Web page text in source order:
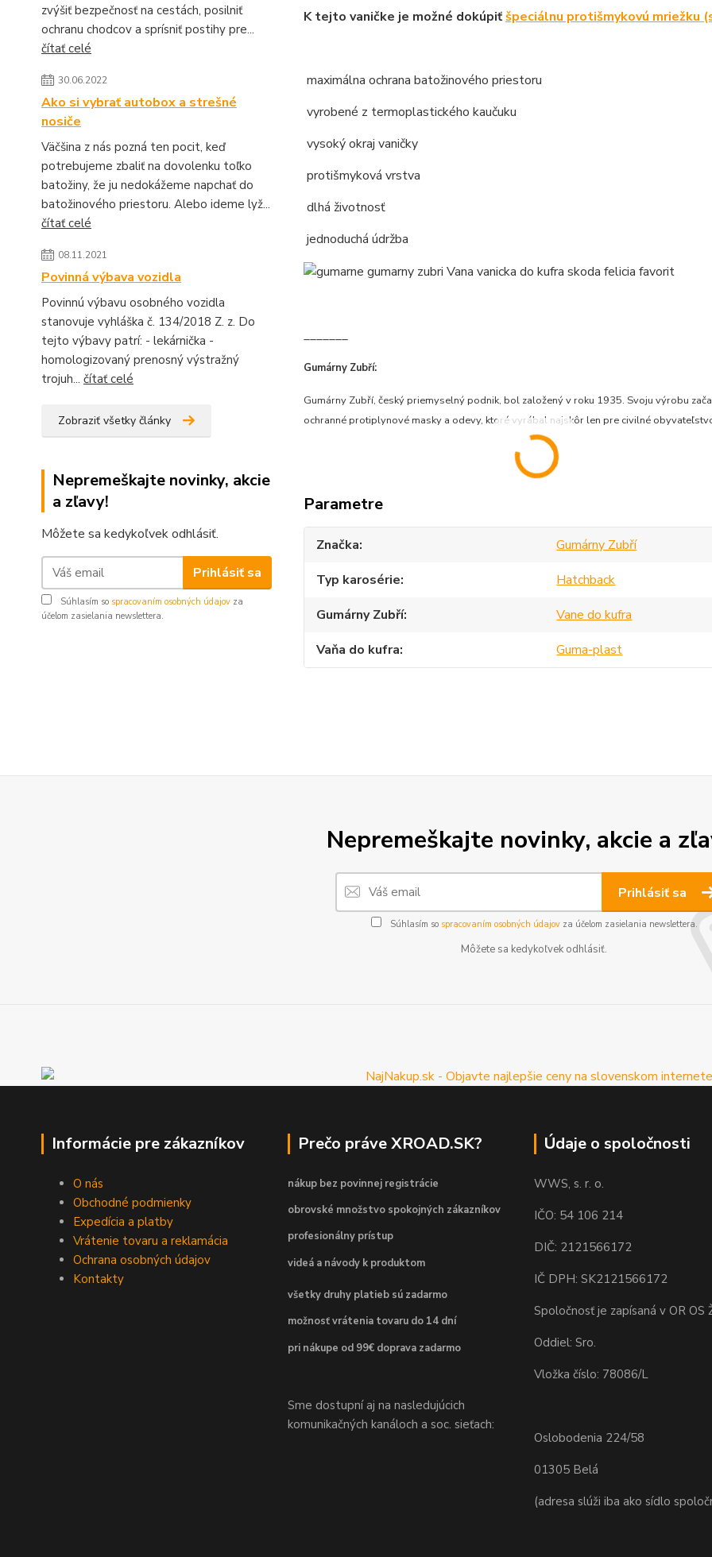
zvýšiť bezpečnosť na cestách, posilniť
ochranu chodcov a sprísniť postihy pre...
čítať celé
30.06.2022
Ako si vybrať autobox a strešné
nosiče
Väčšina z nás pozná ten pocit, keď
potrebujeme zbaliť na dovolenku toľko
batožiny, že ju nedokážeme napchať do
batožinového priestoru. Alebo ideme lyž...
čítať celé
08.11.2021
Povinná výbava vozidla
Povinnú výbavu osobného vozidla
stanovuje vyhláška č. 134/2018 Z. z. Do
tejto výbavy patrí: - lekárnička -
homologizovaný prenosný výstražný
trojuh... čítať celé
Zobraziť všetky články
Nepremeškajte novinky, akcie
a zľavy!
Môžete sa kedykoľvek odhlásiť.
Prihlásiť sa
Súhlasím so spracovaním osobných údajov za
účelom zasielania newslettera.
K tejto vaničke je možné dokúpiťšpeciálnu protišmykovú mriežku
maximálna ochrana batožinového priestoru
vyrobené z termoplastického kaučuku
vysoký okraj vaničky
protišmyková vrstva
dlhá životnosť
jednoduchá údržba
_______
Gumárny Zubří:
Gumárny Zubří, český priemyselný podnik, bol založený v roku 1935. Svoju výrobu
ochranné protiplynové masky a odevy, ktoré vyrábal najskôr len pre civilné
Parametre
Značka
Gumárny Zubří
Typ karosérie
Hatchback
Gumárny Zubří
Vane do kufra
Vaňa do kufra
Guma-plast
Nepremeškajte novinky, akcie a
Prihlásiť sa
Súhlasím so spracovaním osobných údajovza účelom zasielania newslettera.
Môžete sa kedykoľvek odhlásiť.
Informácie pre zákazníkov
O nás
Obchodné podmienky
Expedícia a platby
Vrátenie tovaru a reklamácia
Ochrana osobných údajov
Kontakty
Prečo práve XROAD.SK?
nákup bez povinnej registrácie
obrovské množstvo spokojných zákazníkov
profesionálny prístup
videá a návody k produktom
všetky druhy platieb sú zadarmo
možnosť vrátenia tovaru do 14 dní
pri nákupe od 99€ doprava zadarmo
Sme dostupní aj na nasledujúcich
komunikačných kanáloch a soc. sieťach:
Údaje o spoločnosti
WWS, s. r. o.
IČO: 54 106 214
DIČ: 2121566172
IČ DPH: SK2121566172
Spoločnosť je zapísaná v OR OS
Oddiel: Sro.
Vložka číslo: 78086/L
Oslobodenia 224/58
01305 Belá
(adresa slúži iba ako sídlo